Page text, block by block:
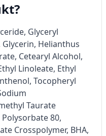
Glyceryl
Glycerin, Helianthus
Cetearyl Alcohol,
Linoleate, Ethyl
Tocopheryl
Taurate
80,
Crosspolymer, BHA,
treści
doboru